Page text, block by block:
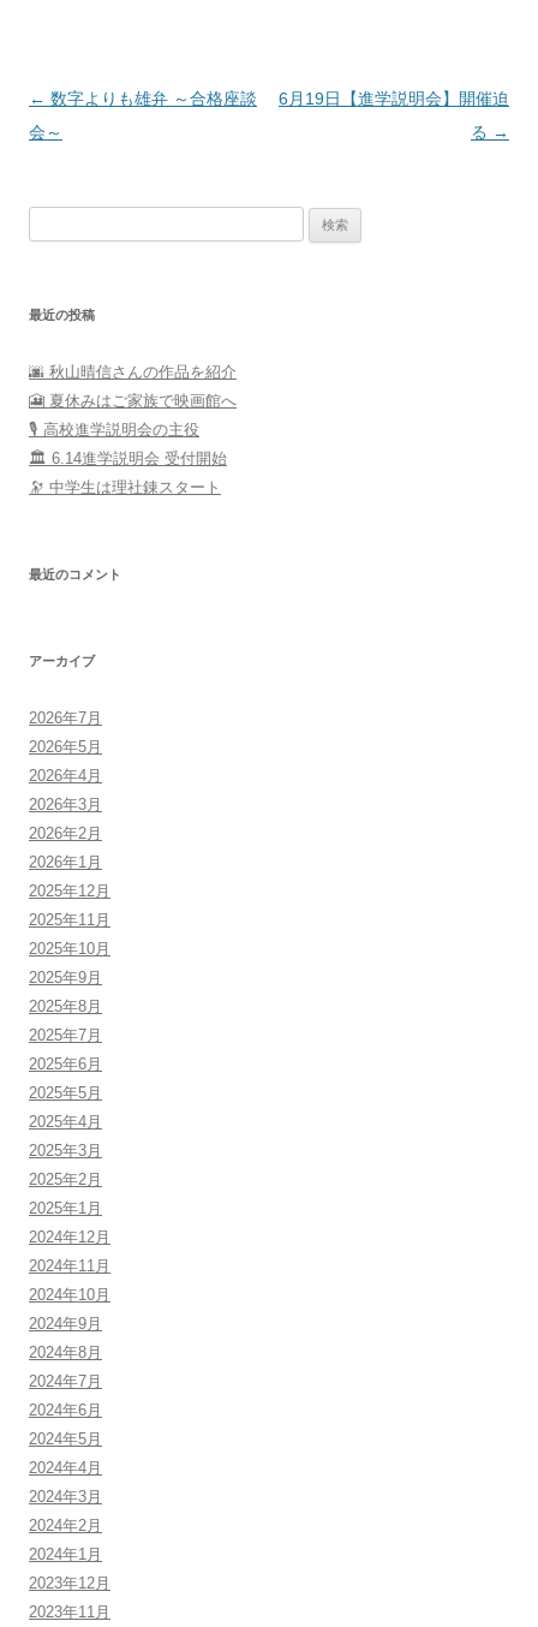
投
稿
ン
← 数字よりも雄弁 ～合格座談
会～
6月19日【進学説明会】開催迫
る →
最近の投稿
🌆 秋山晴信さんの作品を紹介
🎦 夏休みはご家族で映画館へ
🎙️ 高校進学説明会の主役
🏛️ 6.14進学説明会 受付開始
🔭 中学生は理社錬スタート
最近のコメント
アーカイブ
2026年7月
2026年5月
2026年4月
2026年3月
2026年2月
2026年1月
2025年12月
2025年11月
2025年10月
2025年9月
2025年8月
2025年7月
2025年6月
2025年5月
2025年4月
2025年3月
2025年2月
2025年1月
2024年12月
2024年11月
2024年10月
2024年9月
2024年8月
2024年7月
2024年6月
2024年5月
2024年4月
2024年3月
2024年2月
2024年1月
2023年12月
2023年11月